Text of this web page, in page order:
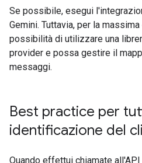
Se possibile, esegui
Gemini. Tuttavia, per la
possibilità di utilizzare una
provider e possa gestire il
messaggi.
Best practice per
identificazione del
Quando effettui chiamate